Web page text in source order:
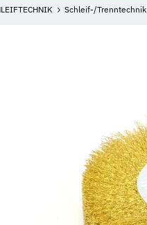
Schleif-/Trenntechnik